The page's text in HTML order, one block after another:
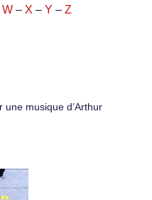
W – X – Y – Z
musique d’Arthur